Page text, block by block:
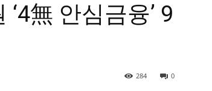
無 안심금융’ 9
0
284